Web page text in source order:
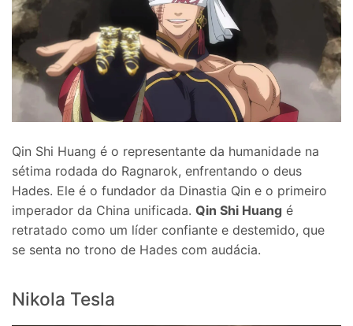
Qin Shi Huang é o representante da humanidade na
sétima rodada do Ragnarok, enfrentando o deus
Hades. Ele é o fundador da Dinastia Qin e o primeiro
imperador da China unificada. Qin Shi Huang é
retratado como um líder confiante e destemido, que
se senta no trono de Hades com audácia.
Nikola Tesla